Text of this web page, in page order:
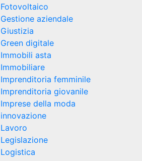
Fotovoltaico
Gestione aziendale
Giustizia
Green digitale
Immobili asta
Immobiliare
Imprenditoria femminile
Imprenditoria giovanile
Imprese della moda
innovazione
Lavoro
Legislazione
Logistica